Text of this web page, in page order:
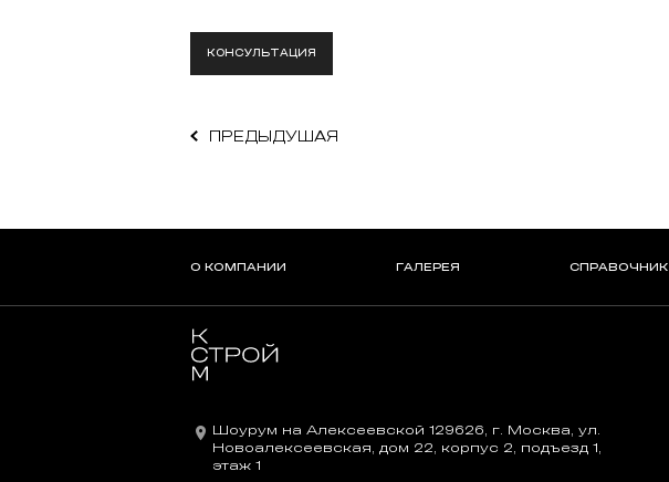
КОНСУЛЬТАЦИЯ
ПРЕДЫДУШАЯ
О КОМПАНИИ ГАЛЕРЕЯ СПРАВОЧНИК
Шоурум на Алексеевской 129626, г. Москва, ул.
Новоалексеевская, дом 22, корпус 2, подъезд 1,
этаж 1